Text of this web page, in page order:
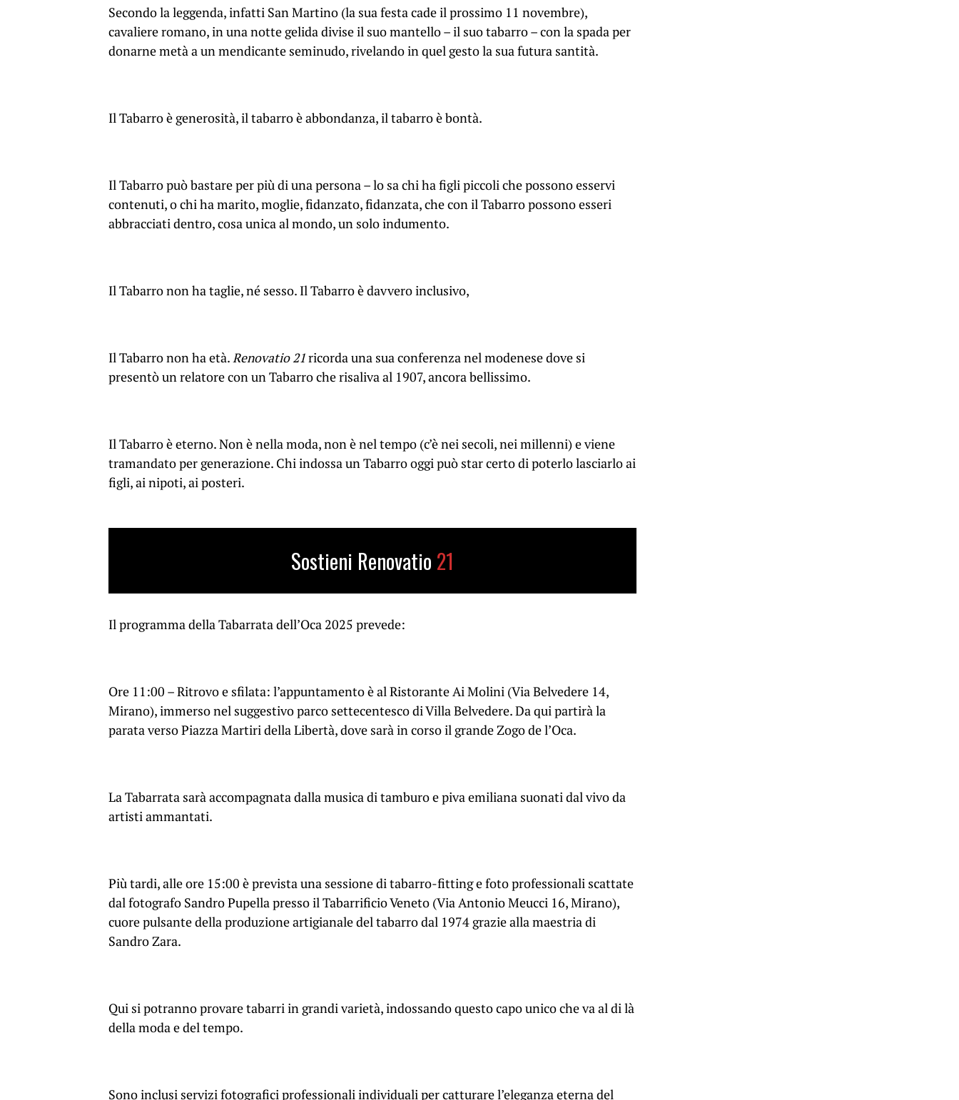
Secondo la leggenda, infatti San Martino (la sua festa cade il prossimo 11 novembre),
cavaliere romano, in una notte gelida divise il suo mantello – il suo tabarro – con la spada per
donarne metà a un mendicante seminudo, rivelando in quel gesto la sua futura santità.
Il Tabarro è generosità, il tabarro è abbondanza, il tabarro è bontà.
Il Tabarro può bastare per più di una persona – lo sa chi ha figli piccoli che possono esservi
contenuti, o chi ha marito, moglie, fidanzato, fidanzata, che con il Tabarro possono esseri
abbracciati dentro, cosa unica al mondo, un solo indumento.
Il Tabarro non ha taglie, né sesso. Il Tabarro è davvero inclusivo,
Il Tabarro non ha età. Renovatio 21ricorda una sua conferenza nel modenese dove si
presentò un relatore con un Tabarro che risaliva al 1907, ancora bellissimo.
Il Tabarro è eterno. Non è nella moda, non è nel tempo (c’è nei secoli, nei millenni) e viene
tramandato per generazione. Chi indossa un Tabarro oggi può star certo di poterlo lasciarlo ai
figli, ai nipoti, ai posteri.
Sostieni Renovatio 21
Il programma della Tabarrata dell’Oca 2025 prevede:
Ore 11:00 – Ritrovo e sfilata: l’appuntamento è al Ristorante Ai Molini (Via Belvedere 14,
Mirano), immerso nel suggestivo parco settecentesco di Villa Belvedere. Da qui partirà la
parata verso Piazza Martiri della Libertà, dove sarà in corso il grande Zogo de l’Oca.
La Tabarrata sarà accompagnata dalla musica di tamburo e piva emiliana suonati dal vivo da
artisti ammantati.
Più tardi, alle ore 15:00 è prevista una sessione di tabarro-fitting e foto professionali scattate
dal fotografo Sandro Pupella presso il Tabarrificio Veneto (Via Antonio Meucci 16, Mirano),
cuore pulsante della produzione artigianale del tabarro dal 1974 grazie alla maestria di
Sandro Zara.
Qui si potranno provare tabarri in grandi varietà, indossando questo capo unico che va al di là
della moda e del tempo.
Sono inclusi servizi fotografici professionali individuali per catturare l’eleganza eterna del